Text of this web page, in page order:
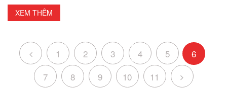
XEM THÊM
1 2 3 4 5
6
7
8 9 10 11